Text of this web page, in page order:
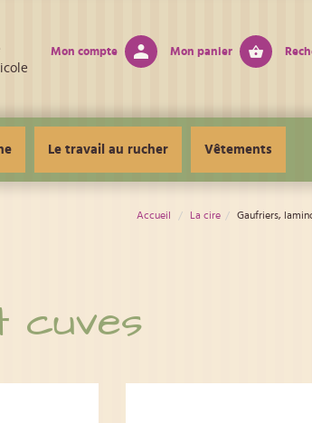
Accueil La cire Gaufriers,
cuves
Mon compte Mon panier
Le travail au rucher Vêtements